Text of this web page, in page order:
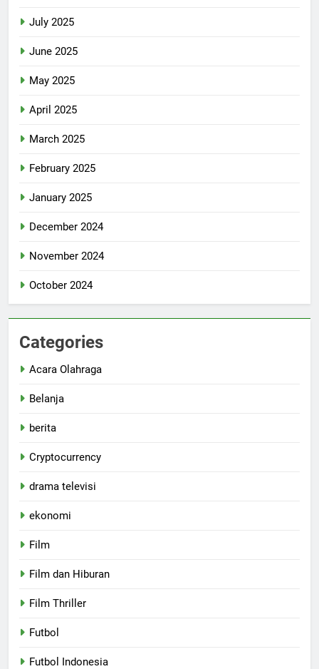
July 2025
June 2025
May 2025
April 2025
March 2025
February 2025
January 2025
December 2024
November 2024
October 2024
Categories
Acara Olahraga
Belanja
berita
Cryptocurrency
drama televisi
ekonomi
Film
Film dan Hiburan
Film Thriller
Futbol
Futbol Indonesia